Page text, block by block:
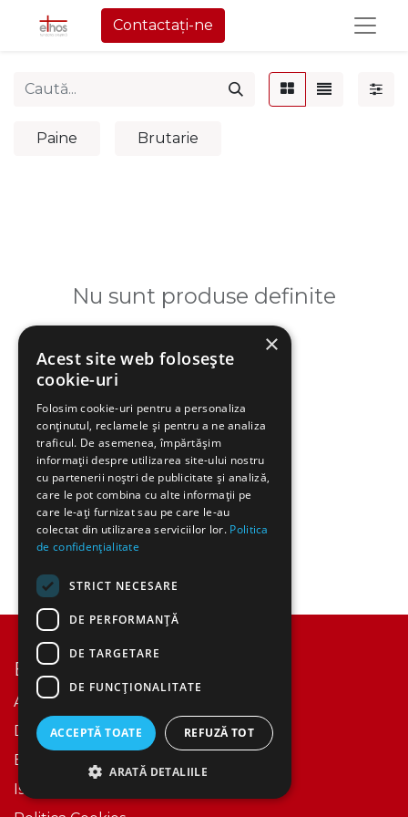
Contactați-ne
Paine Brutarie
Nu sunt produse definite
Explorează
Acasă
Despre Noi​
Events
Istoric
×
Acest site web folosește
cookie-uri
Folosim cookie-uri pentru a personaliza
conținutul, reclamele și pentru a ne analiza
traficul. De asemenea, împărtășim
informații despre utilizarea site-ului nostru
cu partenerii noștri de publicitate și analiză,
care le pot combina cu alte informații pe
care le-ați furnizat sau pe care le-au
colectat din utilizarea serviciilor lor. Politica
de confidențialitate
STRICT NECESARE
DE PERFORMANȚĂ
DE TARGETARE
DE FUNCŢIONALITATE
ACCEPTĂ TOATE REFUZĂ TOT
ARATĂ DETALIILE